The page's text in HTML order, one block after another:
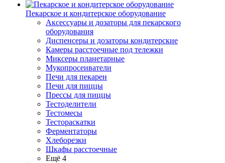
Пекарское и кондитерское оборудование
Аксессуары и дозаторы для пекарского
оборудования
Диспенсеры и дозаторы кондитерские
Камеры расстоечные под тележки
Миксеры планетарные
Мукопросеиватели
Печи для пекарен
Печи для пиццы
Прессы для пиццы
Тестоделители
Тестомесы
Тестораскатки
Ферментаторы
Хлеборезки
Шкафы расстоечные
Ещё 4